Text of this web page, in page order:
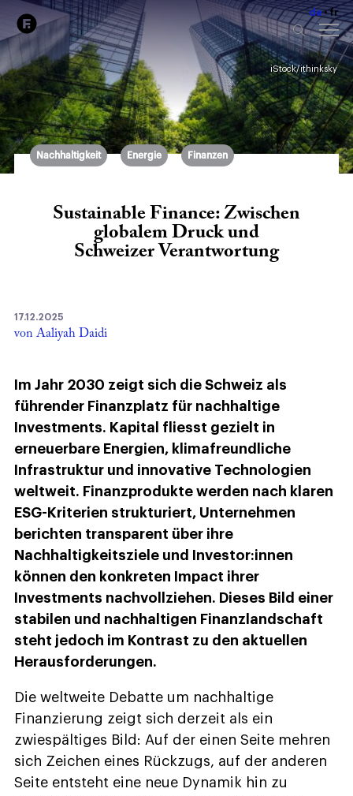
de fr
iStock/ithinksky
Nachhaltigkeit Energie Finanzen
Sustainable Finance: Zwischen
globalem Druck und
Schweizer Verantwortung
17.12.2025
von Aaliyah Daidi
Im Jahr 2030 zeigt sich die Schweiz als
führender Finanzplatz für nachhaltige
Investments. Kapital fliesst gezielt in
erneuerbare Energien, klimafreundliche
Infrastruktur und innovative Technologien
weltweit. Finanzprodukte werden nach klaren
ESG-Kriterien strukturiert, Unternehmen
berichten transparent über ihre
Nachhaltigkeitsziele und Investor:innen
können den konkreten Impact ihrer
Investments nachvollziehen. Dieses Bild einer
stabilen und nachhaltigen Finanzlandschaft
steht jedoch im Kontrast zu den aktuellen
Herausforderungen.
Die weltweite Debatte um nachhaltige
Finanzierung zeigt sich derzeit als ein
zwiespältiges Bild: Auf der einen Seite mehren
sich Zeichen eines Rückzugs, auf der anderen
Seite entsteht eine neue Dynamik hin zu